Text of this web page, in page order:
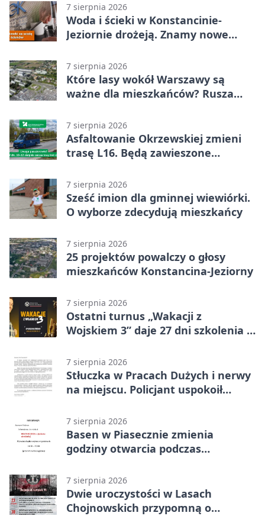
7 sierpnia 2026
Woda i ścieki w Konstancinie-
Jeziornie drożeją. Znamy nowe
7 sierpnia 2026
Które lasy wokół Warszawy są
ważne dla mieszkańców? Rusza
7 sierpnia 2026
Asfaltowanie Okrzewskiej zmieni
trasę L16. Będą zawieszone
7 sierpnia 2026
Sześć imion dla gminnej wiewiórki.
O wyborze zdecydują mieszkańcy
7 sierpnia 2026
25 projektów powalczy o głosy
mieszkańców Konstancina-Jeziorny
7 sierpnia 2026
Ostatni turnus „Wakacji z
Wojskiem 3” daje 27 dni szkolenia i
7 sierpnia 2026
Stłuczka w Pracach Dużych i nerwy
na miejscu. Policjant uspokoił
7 sierpnia 2026
Basen w Piasecznie zmienia
godziny otwarcia podczas
7 sierpnia 2026
Dwie uroczystości w Lasach
Chojnowskich przypomną o